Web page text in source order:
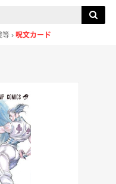
等 呪文カード